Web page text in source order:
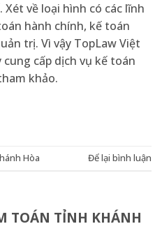
về loại hình có các lĩnh
hành chính, kế toán
trị. Vì vậy TopLaw Việt
cấp dịch vụ kế toán
khảo.
Hòa Để lại bình luận
TOÁN TỈNH KHÁNH